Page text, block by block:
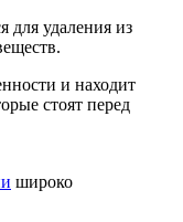
для удаления из
и находит
стоят перед
широко